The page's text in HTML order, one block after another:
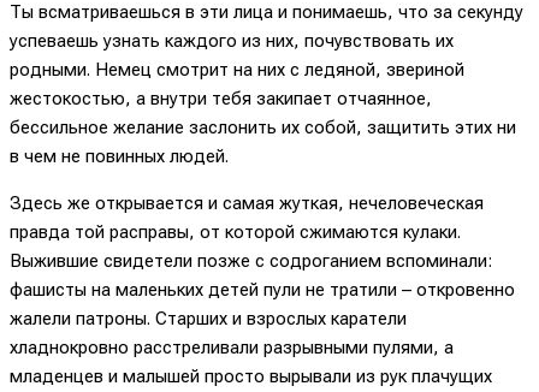
Ты всматриваешься в эти лица и понимаешь, что за секунду
успеваешь узнать каждого из них, почувствовать их
родными. Немец смотрит на них с ледяной, звериной
жестокостью, а внутри тебя закипает отчаянное,
бессильное желание заслонить их собой, защитить этих ни
в чем не повинных людей.
Здесь же открывается и самая жуткая, нечеловеческая
правда той расправы, от которой сжимаются кулаки.
Выжившие свидетели позже с содроганием вспоминали:
фашисты на маленьких детей пули не тратили – откровенно
жалели патроны. Старших и взрослых каратели
хладнокровно расстреливали разрывными пулями, а
младенцев и малышей просто вырывали из рук плачущих